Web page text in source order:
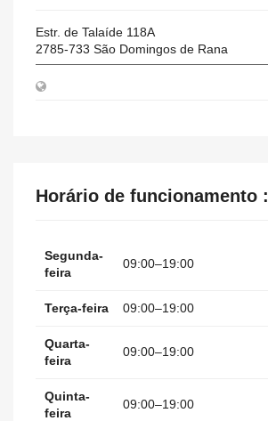
Estr. de Talaíde 118A
2785-733 São Domingos de Rana
Horário de funcionamento :
Segunda-
feira
09:00–19:00
Terça-feira 09:00–19:00
Quarta-
feira
09:00–19:00
Quinta-
feira
09:00–19:00